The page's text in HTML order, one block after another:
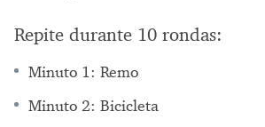
Repite durante 10 rondas:
Minuto 1: Remo
Minuto 2: Bicicleta